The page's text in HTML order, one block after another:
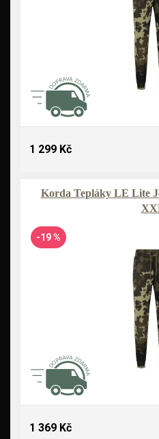
1 299 Kč
Korda Tepláky LE Lite
-19 %
1 369 Kč